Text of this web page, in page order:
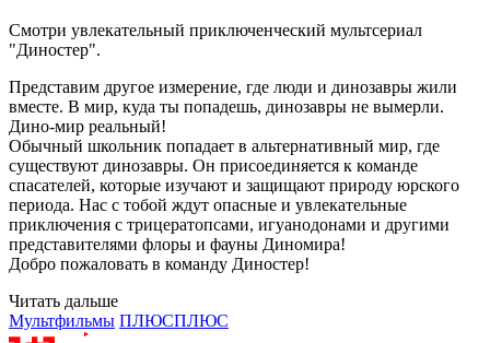
Смотри увлекательный приключенческий мультсериал
"Диностер".
Представим другое измерение, где люди и динозавры жили
вместе. В мир, куда ты попадешь, динозавры не вымерли.
Дино-мир реальный!
Обычный школьник попадает в альтернативный мир, где
существуют динозавры. Он присоединяется к команде
спасателей, которые изучают и защищают природу юрского
периода. Нас с тобой ждут опасные и увлекательные
приключения с трицератопсами, игуанодонами и другими
представителями флоры и фауны Диномира!
Добро пожаловать в команду Диностер!
Читать дальше
Мультфильмы ПЛЮСПЛЮС